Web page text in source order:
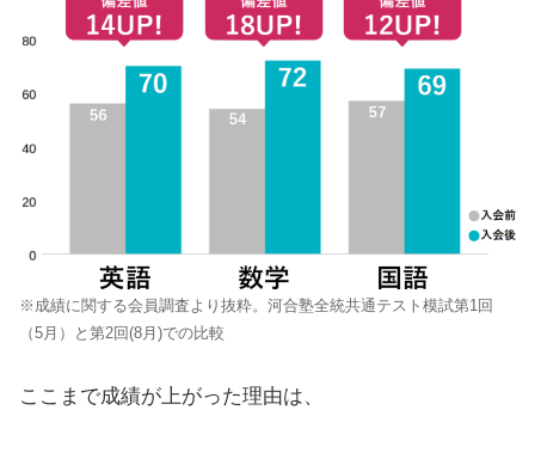
※成績に関する会員調査より抜粋。河合塾全統共通テスト模試第1回
（5月）と第2回(8月)での比較
ここまで成績が上がった理由は、